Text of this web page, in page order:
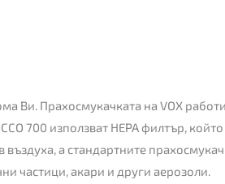
Ви. Прахосмукачката на VOX
700 използват HEPA филтър, който
а стандартните
частици, акари и други аерозоли.